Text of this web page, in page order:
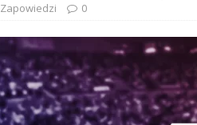
Zapowiedzi
0